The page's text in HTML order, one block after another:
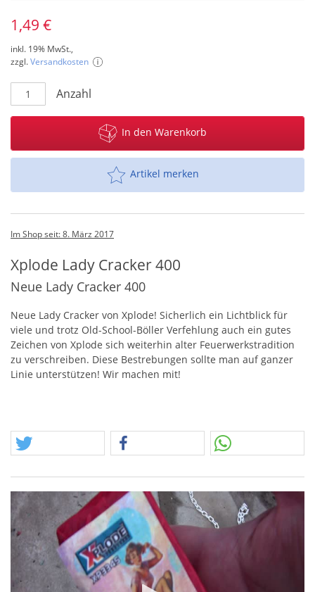
1,49 €
inkl. 19% MwSt.,
zzgl.Versandkosten
Anzahl
In den Warenkorb
Artikel merken
Im Shop seit: 8. März 2017
Xplode Lady Cracker 400
Neue Lady Cracker 400
Neue Lady Cracker von Xplode! Sicherlich ein Lichtblick für
viele und trotz Old-School-Böller Verfehlung auch ein gutes
Zeichen von Xplode sich weiterhin alter Feuerwerkstradition
zu verschreiben. Diese Bestrebungen sollte man auf ganzer
Linie unterstützen! Wir machen mit!